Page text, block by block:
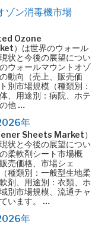
ゾン消毒機市場
Ozone
）は世界のウォール
状と今後の展望につい
ウォールマウントオゾ
動向（売上、販売価
別市場規模（種類別：
、用途別：病院、ホテ
他 …
年
Sheets Market）
状と今後の展望につい
柔軟剤シート市場概
売価格、市場シェ
種類別：一般型生地柔
剤、用途別：衣類、ホ
別市場規模、流通チャ
います。 …
年